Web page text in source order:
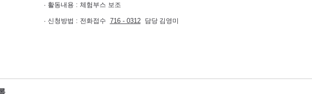
내용 : 체험부스 보조
방법 : 전화접수 716 - 0312 담당 김영미